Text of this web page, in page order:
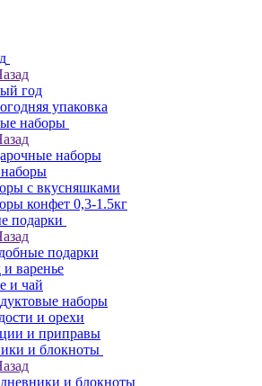
год
упаковка
наборы
наборы
с вкусняшками
конфет 0,3-1.5кг
подарки
подарки
варенье
и чай
наборы
и орехи
и приправы
и блокноты
и блокноты